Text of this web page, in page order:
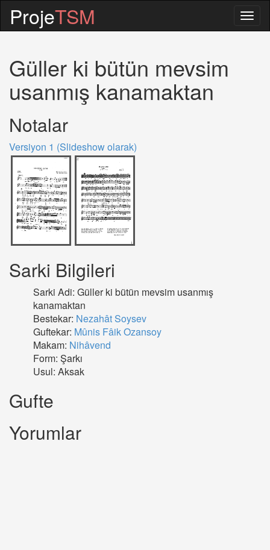
ProjeTSM
Güller ki bütün mevsim
usanmış kanamaktan
Notalar
Versiyon 1 (Slideshow olarak)
Sarki Bilgileri
Sarki Adi: Güller ki bütün mevsim usanmış
kanamaktan
Bestekar: Nezahât Soysev
Guftekar: Mûnis Fâik Ozansoy
Makam: Nihâvend
Form: Şarkı
Usul: Aksak
Gufte
Yorumlar